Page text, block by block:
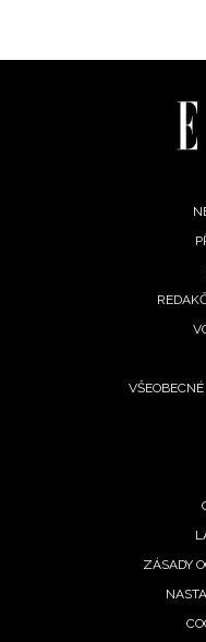
soukromí
ZÁSADY